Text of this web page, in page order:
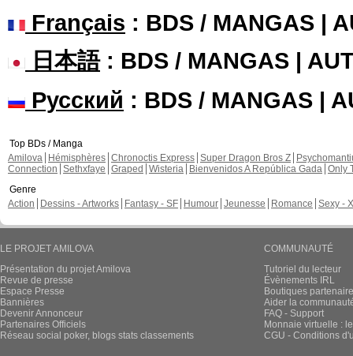
Français : BDS / MANGAS |
日本語: BDS / MANGAS |
Русский : BDS / MANGAS |
Top BDs / Manga
Amilova
Hémisphères Chronoctis Express Super Dragon Bros Z
Connection Sethxfaye Graped Wisteria Bienvenidos A República Gada Only
Genre
Action
Dessins - Artworks Fantasy - SF Humour Jeunesse Romance Sexy -
LE PROJET AMILOVA
Présentation du projet Amilova
Revue de presse
Espace Presse
Bannières
Devenir Annonceur
Partenaires Officiels
Réseau social poker, blogs stats classements
COMMUNAUTÉ
Tutoriel du lecteur
Évènements IRL
Boutiques
Aider la
FAQ - Support
Monnaie virtuelle :
CGU - Conditions